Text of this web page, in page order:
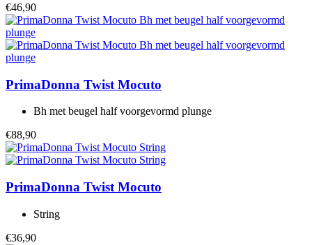
€46,90
PrimaDonna Twist Mocuto
Bh met beugel half voorgevormd plunge
€88,90
PrimaDonna Twist Mocuto
String
€36,90